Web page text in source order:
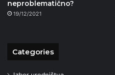
neproblematično?
19/12/2021
Categories